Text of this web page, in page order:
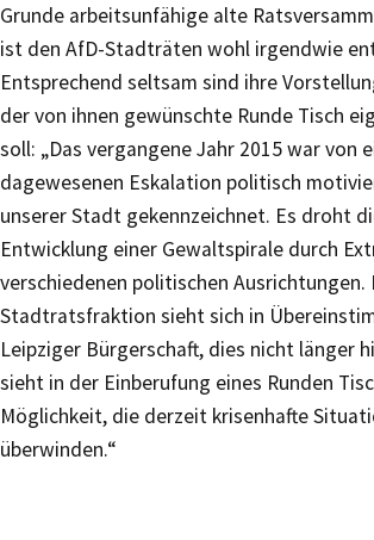
Grunde arbeitsunfähige alte
ist den AfD-Stadträten wohl irgendwie
Entsprechend seltsam sind ihre
der von ihnen gewünschte Runde Tisch
soll: „Das vergangene Jahr 2015 war von
dagewesenen Eskalation politisch
unserer Stadt gekennzeichnet. Es droht
Entwicklung einer Gewaltspirale durch
verschiedenen politischen Ausrichtungen.
Stadtratsfraktion sieht sich in
Leipziger Bürgerschaft, dies nicht länger
sieht in der Einberufung eines Runden
Möglichkeit, die derzeit krisenhafte
überwinden.“